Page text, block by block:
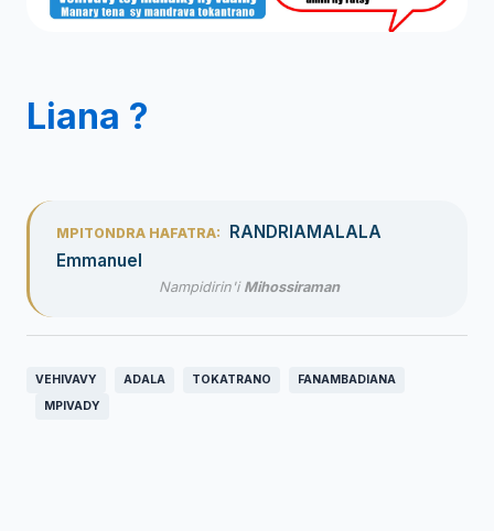
Liana ?
MPITONDRA HAFATRA:
RANDRIAMALALA
Emmanuel
Nampidirin'i Mihossiraman
VEHIVAVY ADALA TOKATRANO
FANAMBADIANA
MPIVADY